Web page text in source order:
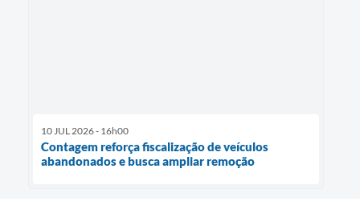
10 JUL 2026 - 16h00
Contagem reforça fiscalização de veículos
abandonados e busca ampliar remoção